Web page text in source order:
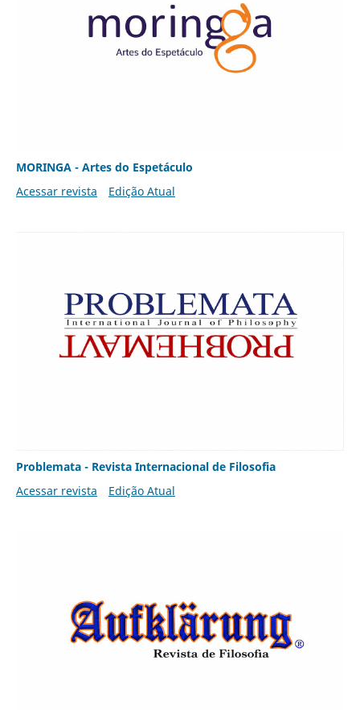
MORINGA - Artes do Espetáculo
Acessar revista
Edição Atual
Problemata - Revista Internacional de Filosofia
Acessar revista
Edição Atual